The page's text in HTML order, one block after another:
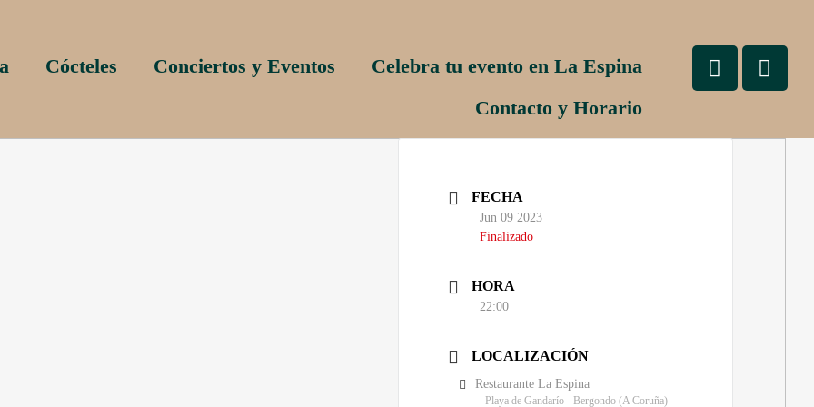
Cócteles Conciertos y Eventos
Celebra tu evento en La Espina
Contacto y Horario
FECHA
Jun 09 2023
Finalizado
HORA
22:00
LOCALIZACIÓN
Restaurante La Espina
Playa de Gandarío - Bergondo (A Coruña)